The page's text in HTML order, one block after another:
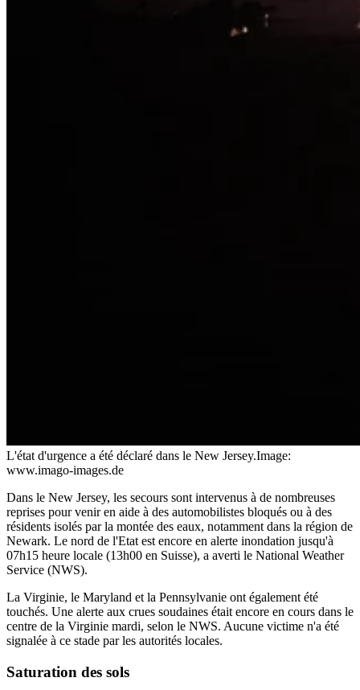
L'état d'urgence a été déclaré dans le New Jersey.Image:
www.imago-images.de
Dans le New Jersey, les secours sont intervenus à de nombreuses
reprises pour venir en aide à des automobilistes bloqués ou à des
résidents isolés par la montée des eaux, notamment dans la région de
Newark. Le nord de l'Etat est encore en alerte inondation jusqu'à
07h15 heure locale (13h00 en Suisse), a averti le National Weather
Service (NWS).
La Virginie, le Maryland et la Pennsylvanie ont également été
touchés. Une alerte aux crues soudaines était encore en cours dans le
centre de la Virginie mardi, selon le NWS. Aucune victime n'a été
signalée à ce stade par les autorités locales.
Saturation des sols